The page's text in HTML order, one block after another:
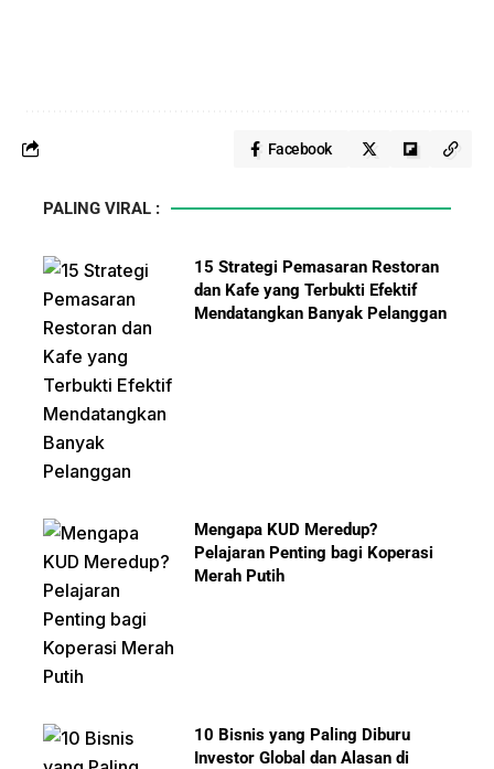
Facebook
PALING VIRAL :
15 Strategi Pemasaran Restoran
dan Kafe yang Terbukti Efektif
Mendatangkan Banyak Pelanggan
Mengapa KUD Meredup?
Pelajaran Penting bagi Koperasi
Merah Putih
10 Bisnis yang Paling Diburu
Investor Global dan Alasan di